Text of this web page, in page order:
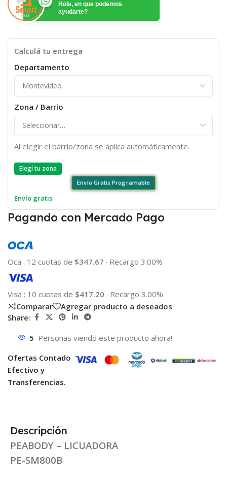
Hola, en que podemos
ayudarte?
Calculá tu entrega
Departamento
Zona / Barrio
Al elegir el barrio/zona se aplica automáticamente.
Elegí tu zona
Envío Gratis Programable
Envío gratis
Pagando con Mercado Pago
Oca : 12 cuotas de $347.67 · Recargo 3.00%
Visa : 10 cuotas de $417.20 · Recargo 3.00%
Comparar
Agregar producto a deseados
Share:
5 Personas viendo este producto ahora!
Ofertas Contado
Efectivo y
Transferencias.
Descripción
PEABODY – LICUADORA
PE-SM800B